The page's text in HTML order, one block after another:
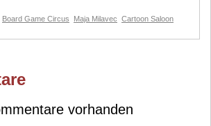
Board Game Circus Maja Milavec Cartoon Saloon
vorhanden